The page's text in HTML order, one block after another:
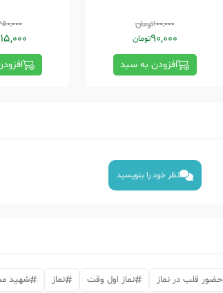
100,000تومان
90,000تومان
افزودن به سبد
نظر خود را بنویسید
حضور قلب در نماز نماز اول وقت نماز شهید